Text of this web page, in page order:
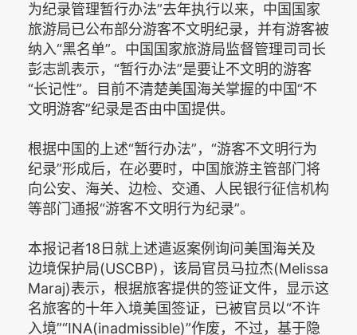
为纪录管理暂行办法”去年执行以来，中国国家
旅游局已公布部分游客不文明纪录，并有游客被
纳入“黑名单”。中国国家旅游局监督管理司司长
彭志凯表示，“暂行办法”是要让不文明的游客
“长记性”。目前不清楚美国海关掌握的中国“不
文明游客”纪录是否由中国提供。
根据中国的上述“暂行办法”，“游客不文明行为
纪录”形成后，在必要时，中国旅游主管部门将
向公安、海关、边检、交通、人民银行征信机构
等部门通报“游客不文明行为纪录”。
本报记者18日就上述遣返案例询问美国海关及
边境保护局(USCBP)，该局官员马拉杰(Melissa
Maraj)表示，根据旅客提供的签证文件，显示这
名旅客的十年入境美国签证，已被官员以“不许
入境”“INA(inadmissible)”作废，不过，基于隐